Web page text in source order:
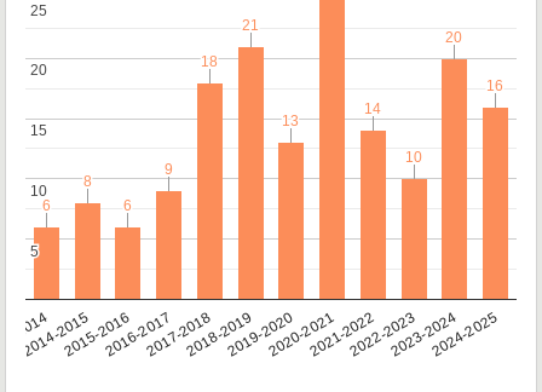
2014
2014-20152015-20162016-20172017-20182018-20192019-20202020-20212021-20222022-20232023-20242024-2025
5
5
10
10
15
15
20
20
25
25
6
6
8
8
6
6
9
9
18
18
21
21
13
13
14
14
10
10
20
20
16
16